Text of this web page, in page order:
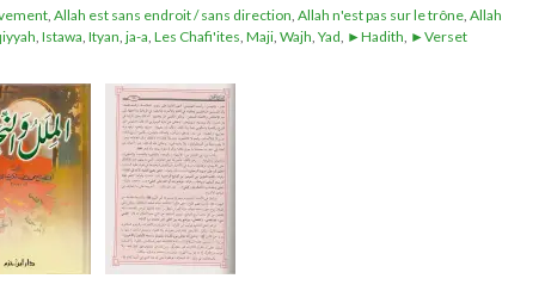
, Allah est sans endroit / sans direction, Allah n'est pas sur le trône, Allah
, Istawa, Ityan, ja-a, Les Chafi'ites, Maji, Wajh, Yad, ►Hadith, ►Verset